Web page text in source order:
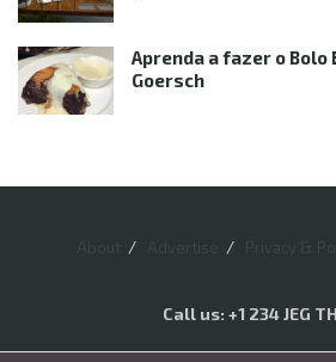
Aprenda a fazer o Bolo
Goersch
Call us: +1 234 JEG